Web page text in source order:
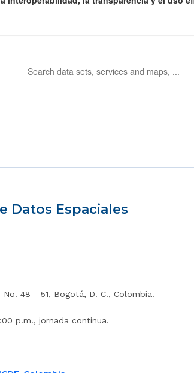
Search data sets, services and maps, ...
Datos Espaciales
No. 48 - 51, Bogotá, D. C., Colombia.
p.m., jornada continua.